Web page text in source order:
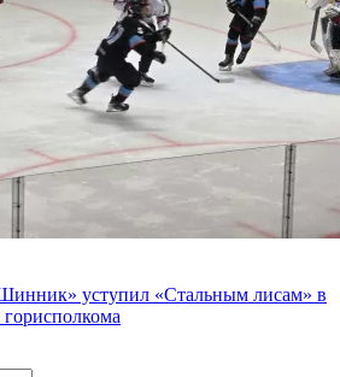
уступил «Стальным лисам» в